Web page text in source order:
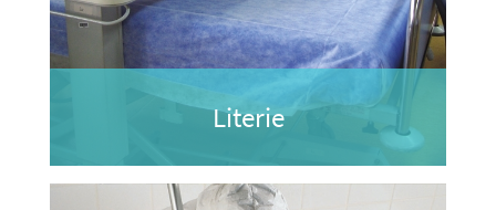
Literie